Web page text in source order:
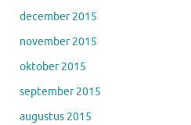
december 2015
november 2015
oktober 2015
september 2015
augustus 2015